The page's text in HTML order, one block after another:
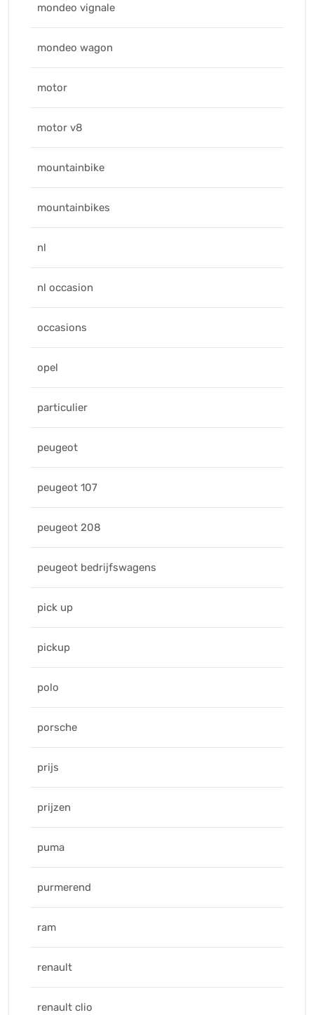
mondeo vignale
mondeo wagon
motor
motor v8
mountainbike
mountainbikes
nl
nl occasion
occasions
opel
particulier
peugeot
peugeot 107
peugeot 208
peugeot bedrijfswagens
pick up
pickup
polo
porsche
prijs
prijzen
puma
purmerend
ram
renault
renault clio